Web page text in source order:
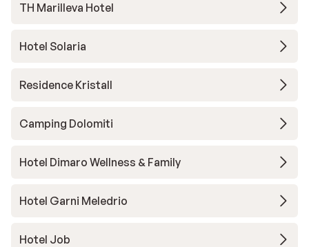
TH Marilleva Hotel
Hotel Solaria
Residence Kristall
Camping Dolomiti
Hotel Dimaro Wellness & Family
Hotel Garni Meledrio
Hotel Job